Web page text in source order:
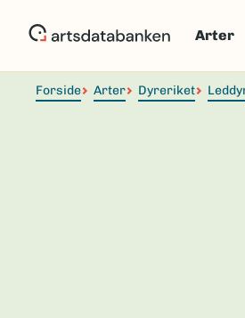
Arter
Forside Arter Dyreriket